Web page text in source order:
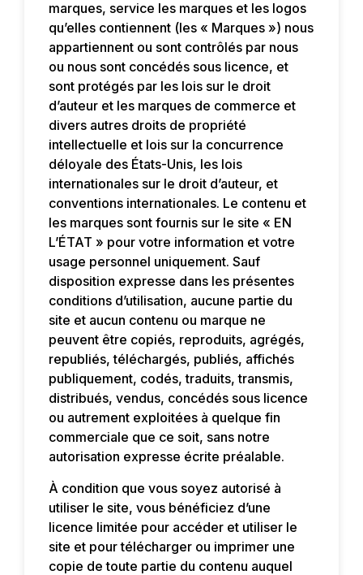
marques, service les marques et les logos
qu’elles contiennent (les « Marques ») nous
appartiennent ou sont contrôlés par nous
ou nous sont concédés sous licence, et
sont protégés par les lois sur le droit
d’auteur et les marques de commerce et
divers autres droits de propriété
intellectuelle et lois sur la concurrence
déloyale des États-Unis, les lois
internationales sur le droit d’auteur, et
conventions internationales. Le contenu et
les marques sont fournis sur le site « EN
L’ÉTAT » pour votre information et votre
usage personnel uniquement. Sauf
disposition expresse dans les présentes
conditions d’utilisation, aucune partie du
site et aucun contenu ou marque ne
peuvent être copiés, reproduits, agrégés,
republiés, téléchargés, publiés, affichés
publiquement, codés, traduits, transmis,
distribués, vendus, concédés sous licence
ou autrement exploitées à quelque fin
commerciale que ce soit, sans notre
autorisation expresse écrite préalable.
À condition que vous soyez autorisé à
utiliser le site, vous bénéficiez d’une
licence limitée pour accéder et utiliser le
site et pour télécharger ou imprimer une
copie de toute partie du contenu auquel